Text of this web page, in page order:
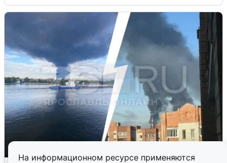
На информационном ресурсе применяются